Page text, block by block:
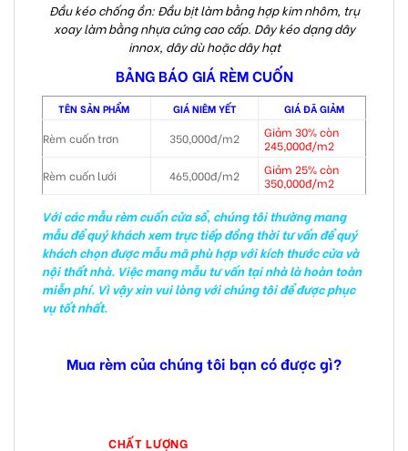
Đầu kéo chống ồn: Đầu bịt làm bằng hợp kim nhôm, trụ
xoay làm bằng nhựa cứng cao cấp. Dây kéo dạng dây
innox, dây dù hoặc dây hạt
BẢNG BÁO GIÁ RÈM CUỐN
TÊN SẢN PHẨM GIÁ NIÊM YẾT GIÁ ĐÃ GIẢM
Rèm cuốn trơn 350,000đ/m2
Giảm 30% còn
245,000đ/m2
Rèm cuốn lưới
465,000đ/m2
Giảm 25% còn
350,000đ/m2
Với các mẫu rèm cuốn cửa sổ, chúng tôi thường mang
mẫu để quý khách xem trực tiếp đồng thời tư vấn để quý
khách chọn được mẫu mã phù hợp với kích thước cửa và
nội thất nhà. Việc mang mẫu tư vấn tại nhà là hoàn toàn
miễn phí. Vì vậy xin vui lòng với chúng tôi để được phục
vụ tốt nhất.
Mua rèm của chúng tôi bạn có được gì?
CHẤT LƯỢNG